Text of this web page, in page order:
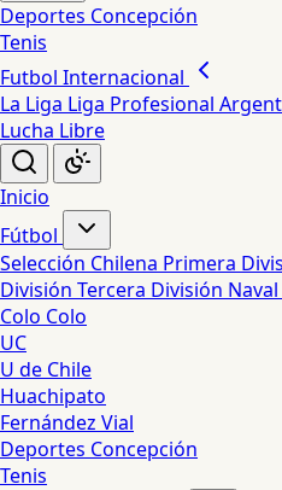
Deportes Concepción
Tenis
Futbol Internacional
La Liga Liga Profesional
Lucha Libre
Inicio
Fútbol
Selección Chilena Primera
División Tercera División Naval
Colo Colo
UC
U de Chile
Huachipato
Fernández Vial
Deportes Concepción
Tenis